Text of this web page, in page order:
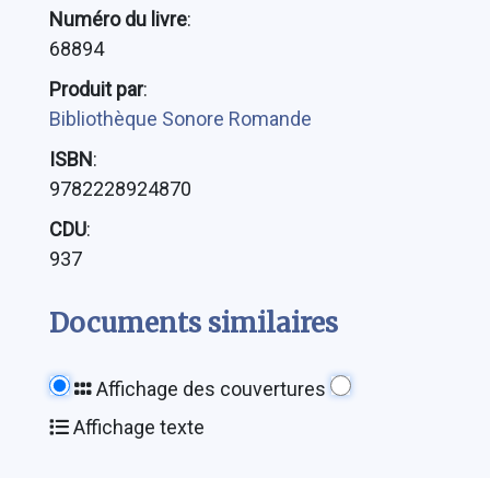
Numéro du livre:
68894
Produit par:
Bibliothèque Sonore Romande
ISBN:
9782228924870
CDU:
937
Documents similaires
Affichage des couvertures
Affichage texte